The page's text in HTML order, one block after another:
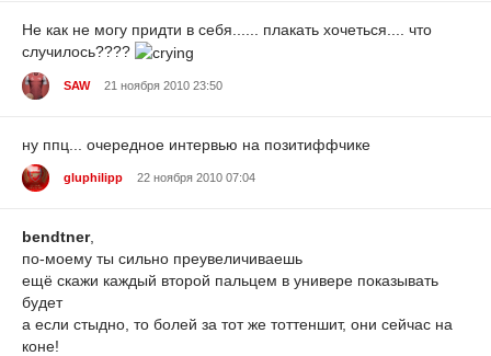
Не как не могу придти в себя...... плакать хочеться.... что
случилось????
SAW 21 ноября 2010 23:50
ну ппц... очередное интервью на позитиффчике
gluphilipp 22 ноября 2010 07:04
bendtner,
по-моему ты сильно преувеличиваешь
ещё скажи каждый второй пальцем в универе показывать
будет
а если стыдно, то болей за тот же тоттеншит, они сейчас на
коне!